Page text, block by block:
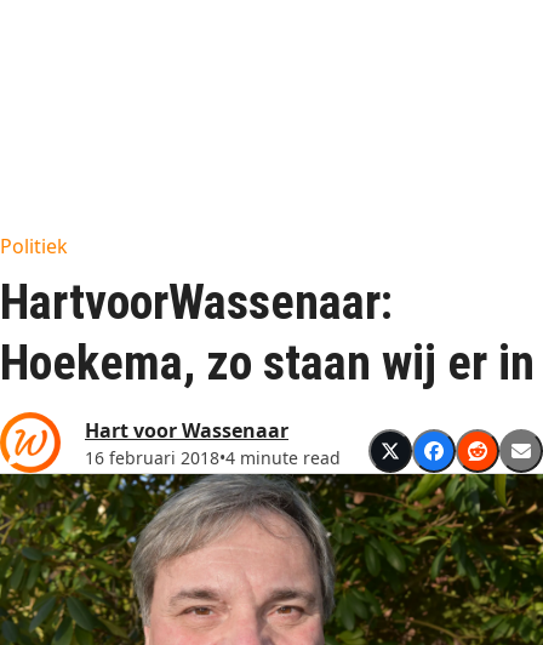
Politiek
HartvoorWassenaar:
Hoekema, zo staan wij er in
Hart voor Wassenaar
16 februari 2018•4 minute read